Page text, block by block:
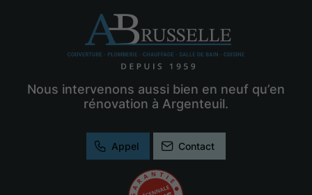
Nous intervenons aussi bien en neuf qu’en
rénovation à Argenteuil.
Appel Contact